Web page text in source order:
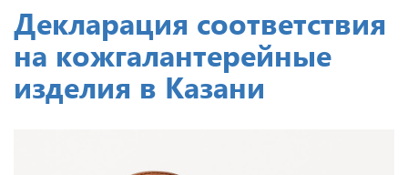
Декларация соответствия
на кожгалантерейные
изделия в Казани